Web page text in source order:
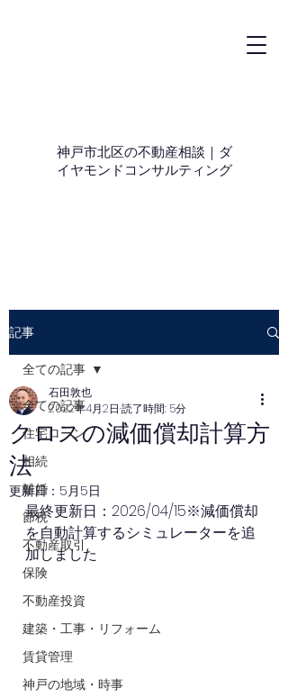
神戸市北区の不動産相談｜ダ
イヤモンドコンサルティング
記事
全ての記事
住宅ローン
相続
離婚
節税
不動産取引
保険
不動産投資
建築・工事・リフォーム
賃貸管理
神戸の地域・時事
全ての記事
クロスの減価償却計算方
法
石田敦也
2022年4月2日 読了時間: 5分
更新日： 5月5日
最終更新日：2026/04/15※減価償却
を自動計算するシミュレーターを追
加しました